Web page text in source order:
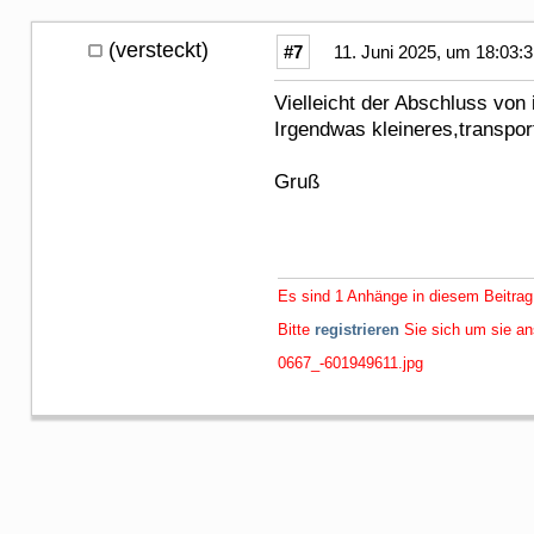
(versteckt) #7 11. Juni 2025, um
Vielleicht der Abschluss von
Irgendwas
Gruß
Es sind 1 Anhänge in diesem
Bitte registrieren Sie sich um sie
0667_-601949611.jpg